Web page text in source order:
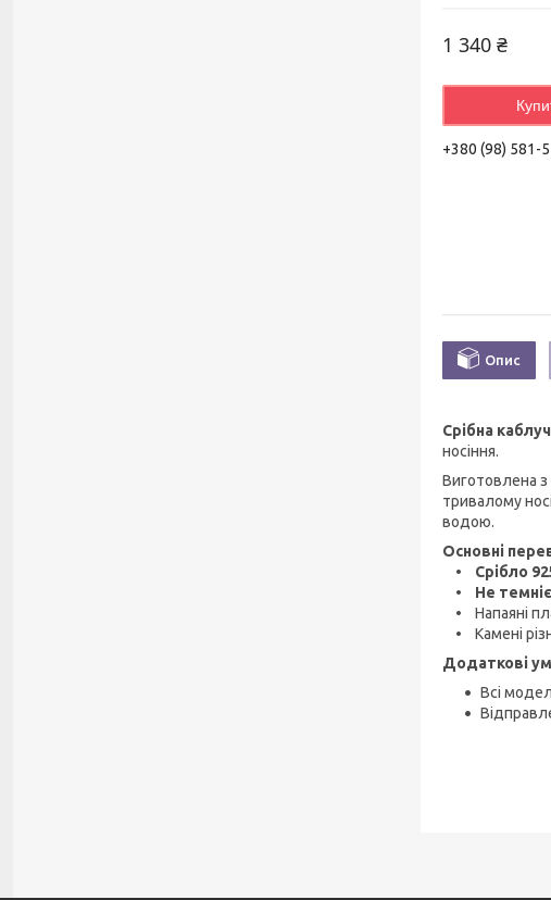
1 340 ₴
+380 (98) 581-
Опис
Срібна
носіння.
Виготовлена з
тривалому
водою.
Основні
• Срібло
• Не темніє
• Напаяні
• Камені
Додаткові
Всі